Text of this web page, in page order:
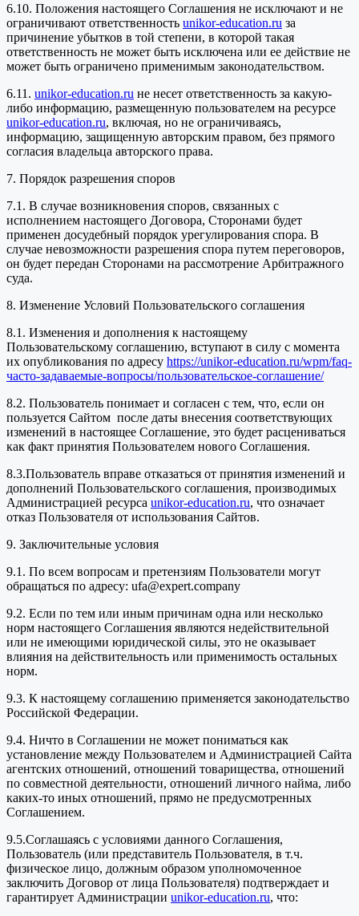
6.10. Положения настоящего Соглашения не исключают и не
ограничивают ответственность unikor-education.ru за
причинение убытков в той степени, в которой такая
ответственность не может быть исключена или ее действие не
может быть ограничено применимым законодательством.
6.11. unikor-education.ru не несет ответственность за какую-
либо информацию, размещенную пользователем на ресурсе
unikor-education.ru, включая, но не ограничиваясь,
информацию, защищенную авторским правом, без прямого
согласия владельца авторского права.
7. Порядок разрешения споров
7.1. В случае возникновения споров, связанных с
исполнением настоящего Договора, Сторонами будет
применен досудебный порядок урегулирования спора. В
случае невозможности разрешения спора путем переговоров,
он будет передан Сторонами на рассмотрение Арбитражного
суда.
8. Изменение Условий Пользовательского соглашения
8.1. Изменения и дополнения к настоящему
Пользовательскому соглашению, вступают в силу с момента
их опубликования по адресу https://unikor-education.ru/wpm/faq-
часто-задаваемые-вопросы/пользовательское-соглашение/
8.2. Пользователь понимает и согласен с тем, что, если он
пользуется Сайтом после даты внесения соответствующих
изменений в настоящее Соглашение, это будет расцениваться
как факт принятия Пользователем нового Соглашения.
8.3.Пользователь вправе отказаться от принятия изменений и
дополнений Пользовательского соглашения, производимых
Администрацией ресурса unikor-education.ru, что означает
отказ Пользователя от использования Сайтов.
9. Заключительные условия
9.1. По всем вопросам и претензиям Пользователи могут
обращаться по адресу: ufa@expert.company
9.2. Если по тем или иным причинам одна или несколько
норм настоящего Соглашения являются недействительной
или не имеющими юридической силы, это не оказывает
влияния на действительность или применимость остальных
норм.
9.3. К настоящему соглашению применяется законодательство
Российской Федерации.
9.4. Ничто в Соглашении не может пониматься как
установление между Пользователем и Администрацией Сайта
агентских отношений, отношений товарищества, отношений
по совместной деятельности, отношений личного найма, либо
каких-то иных отношений, прямо не предусмотренных
Соглашением.
9.5.Соглашаясь с условиями данного Соглашения,
Пользователь (или представитель Пользователя, в т.ч.
физическое лицо, должным образом уполномоченное
заключить Договор от лица Пользователя) подтверждает и
гарантирует Администрации unikor-education.ru, что: